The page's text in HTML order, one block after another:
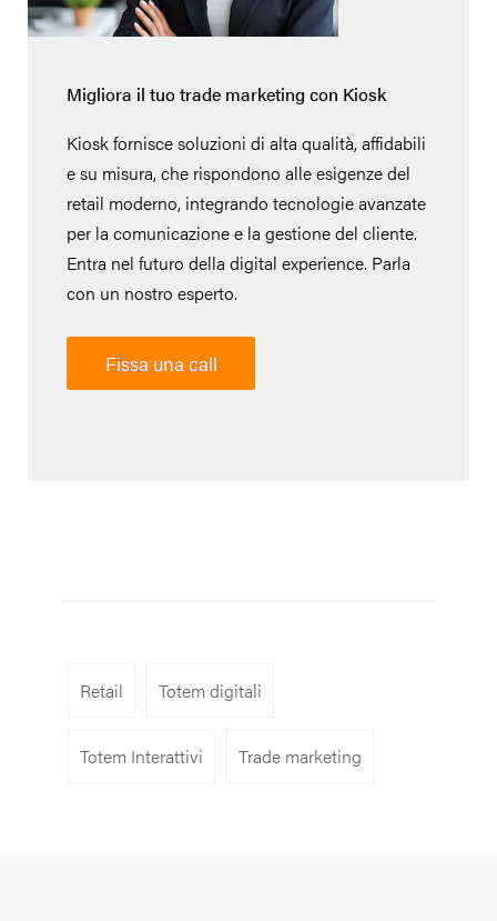
Migliora il tuo trade marketing con Kiosk
Kiosk fornisce soluzioni di alta qualità, affidabili
e su misura, che rispondono alle esigenze del
retail moderno, integrando tecnologie avanzate
per la comunicazione e la gestione del cliente.
Entra nel futuro della digital experience. Parla
con un nostro esperto.
Fissa una call
Retail Totem digitali
Totem Interattivi Trade marketing